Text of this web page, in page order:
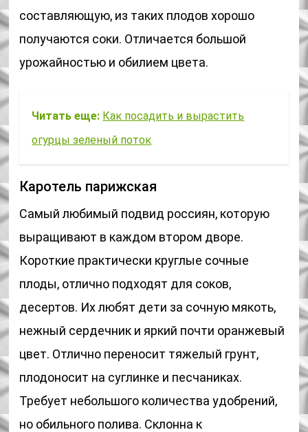
составляющую, из таких плодов хорошо
получаются соки. Отличается большой
урожайностью и обилием цвета.
Читать еще: Как посадить и вырастить
огурцы зеленый поток
Каротель парижская
Самый любимый подвид россиян, которую
выращивают в каждом втором дворе.
Короткие практически круглые сочные
плоды, отлично подходят для соков,
десертов. Их любят дети за сочную мякоть,
нежный сердечник и яркий почти оранжевый
цвет. Отлично переносит тяжелый грунт,
плодоносит на суглинке и песчаниках.
Требует небольшого количества удобрений,
но обильного полива. Склонна к